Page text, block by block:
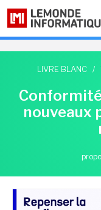
LIVRE BLANC /
nouveaux